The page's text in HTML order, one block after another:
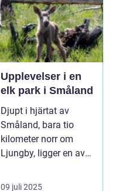
Upplevelser i en
elk park i Småland
Djupt i hjärtat av
Småland, bara tio
kilometer norr om
Ljungby, ligger en av
09 juli 2025